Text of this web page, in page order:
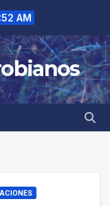
AM